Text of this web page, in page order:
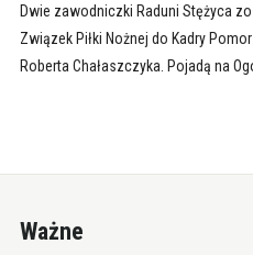
Dwie zawodniczki Raduni Stężyca
Związek Piłki Nożnej do Kadry
Roberta Chałaszczyka. Pojadą na
Ważne